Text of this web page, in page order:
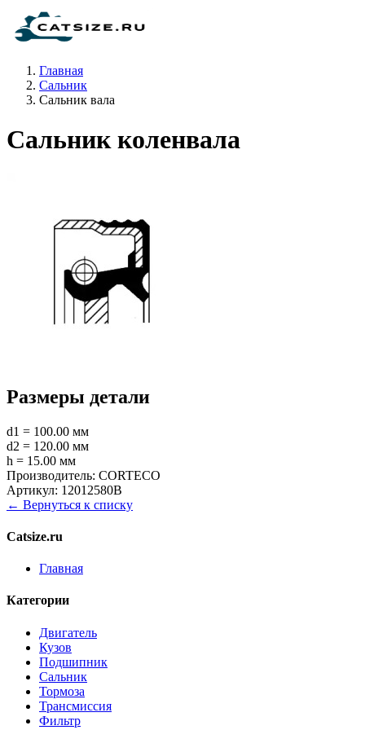
Главная
Сальник
Сальник вала
Сальник коленвала
Размеры детали
d1 = 100.00 мм
d2 = 120.00 мм
h = 15.00 мм
Производитель: CORTECO
Артикул: 12012580B
← Вернуться к списку
Catsize.ru
Главная
Категории
Двигатель
Кузов
Подшипник
Сальник
Тормоза
Трансмиссия
Фильтр